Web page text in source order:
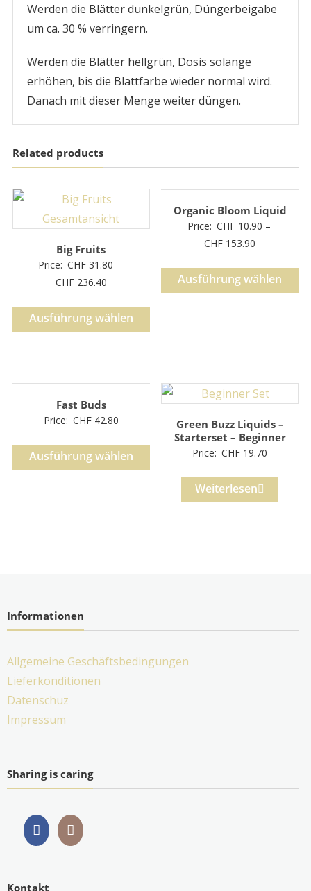
Werden die Blätter dunkelgrün, Düngerbeigabe
um ca. 30 % verringern.
Werden die Blätter hellgrün, Dosis solange
erhöhen, bis die Blattfarbe wieder normal wird.
Danach mit dieser Menge weiter düngen.
Related products
Big Fruits
Price: CHF 31.80 –
CHF236.40Preisspanne:
bis
CHF 236.40
Ausführung wählen
Organic Bloom Liquid
Price: CHF10.90 –
CHF 153.90
bis
CHF 153.90
Ausführung wählen
Fast Buds
Price: CHF42.80
Ausführung wählen
Green Buzz Liquids –
Starterset – Beginner
Price: CHF 19.70
Weiterlesen
Informationen
Allgemeine Geschäftsbedingungen
Lieferkonditionen
Datenschuz
Impressum
Sharing is caring
Kontakt